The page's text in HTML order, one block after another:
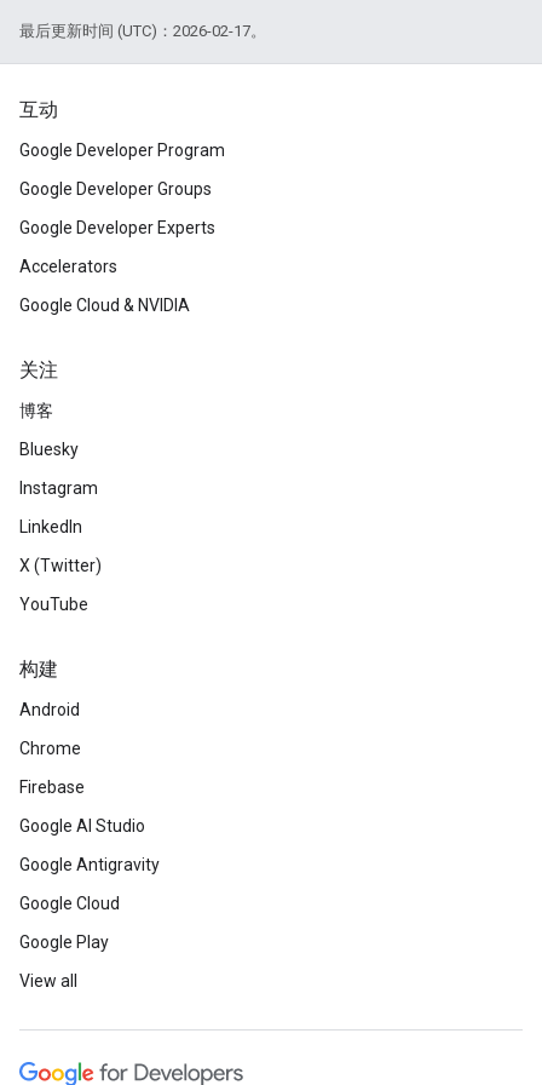
最后更新时间 (UTC)：2026-02-17。
互动
Google Developer Program
Google Developer Groups
Google Developer Experts
Accelerators
Google Cloud & NVIDIA
关注
博客
Bluesky
Instagram
LinkedIn
X (Twitter)
YouTube
构建
Android
Chrome
Firebase
Google AI Studio
Google Antigravity
Google Cloud
Google Play
View all